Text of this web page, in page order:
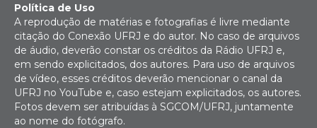
Política de Uso
A reprodução de matérias e fotografias é livre mediante
citação do Conexão UFRJ e do autor. No caso de arquivos
de áudio, deverão constar os créditos da Rádio UFRJ e,
em sendo explicitados, dos autores. Para uso de arquivos
de vídeo, esses créditos deverão mencionar o canal da
UFRJ no YouTube e, caso estejam explicitados, os autores.
Fotos devem ser atribuídas à SGCOM/UFRJ, juntamente
ao nome do fotógrafo.